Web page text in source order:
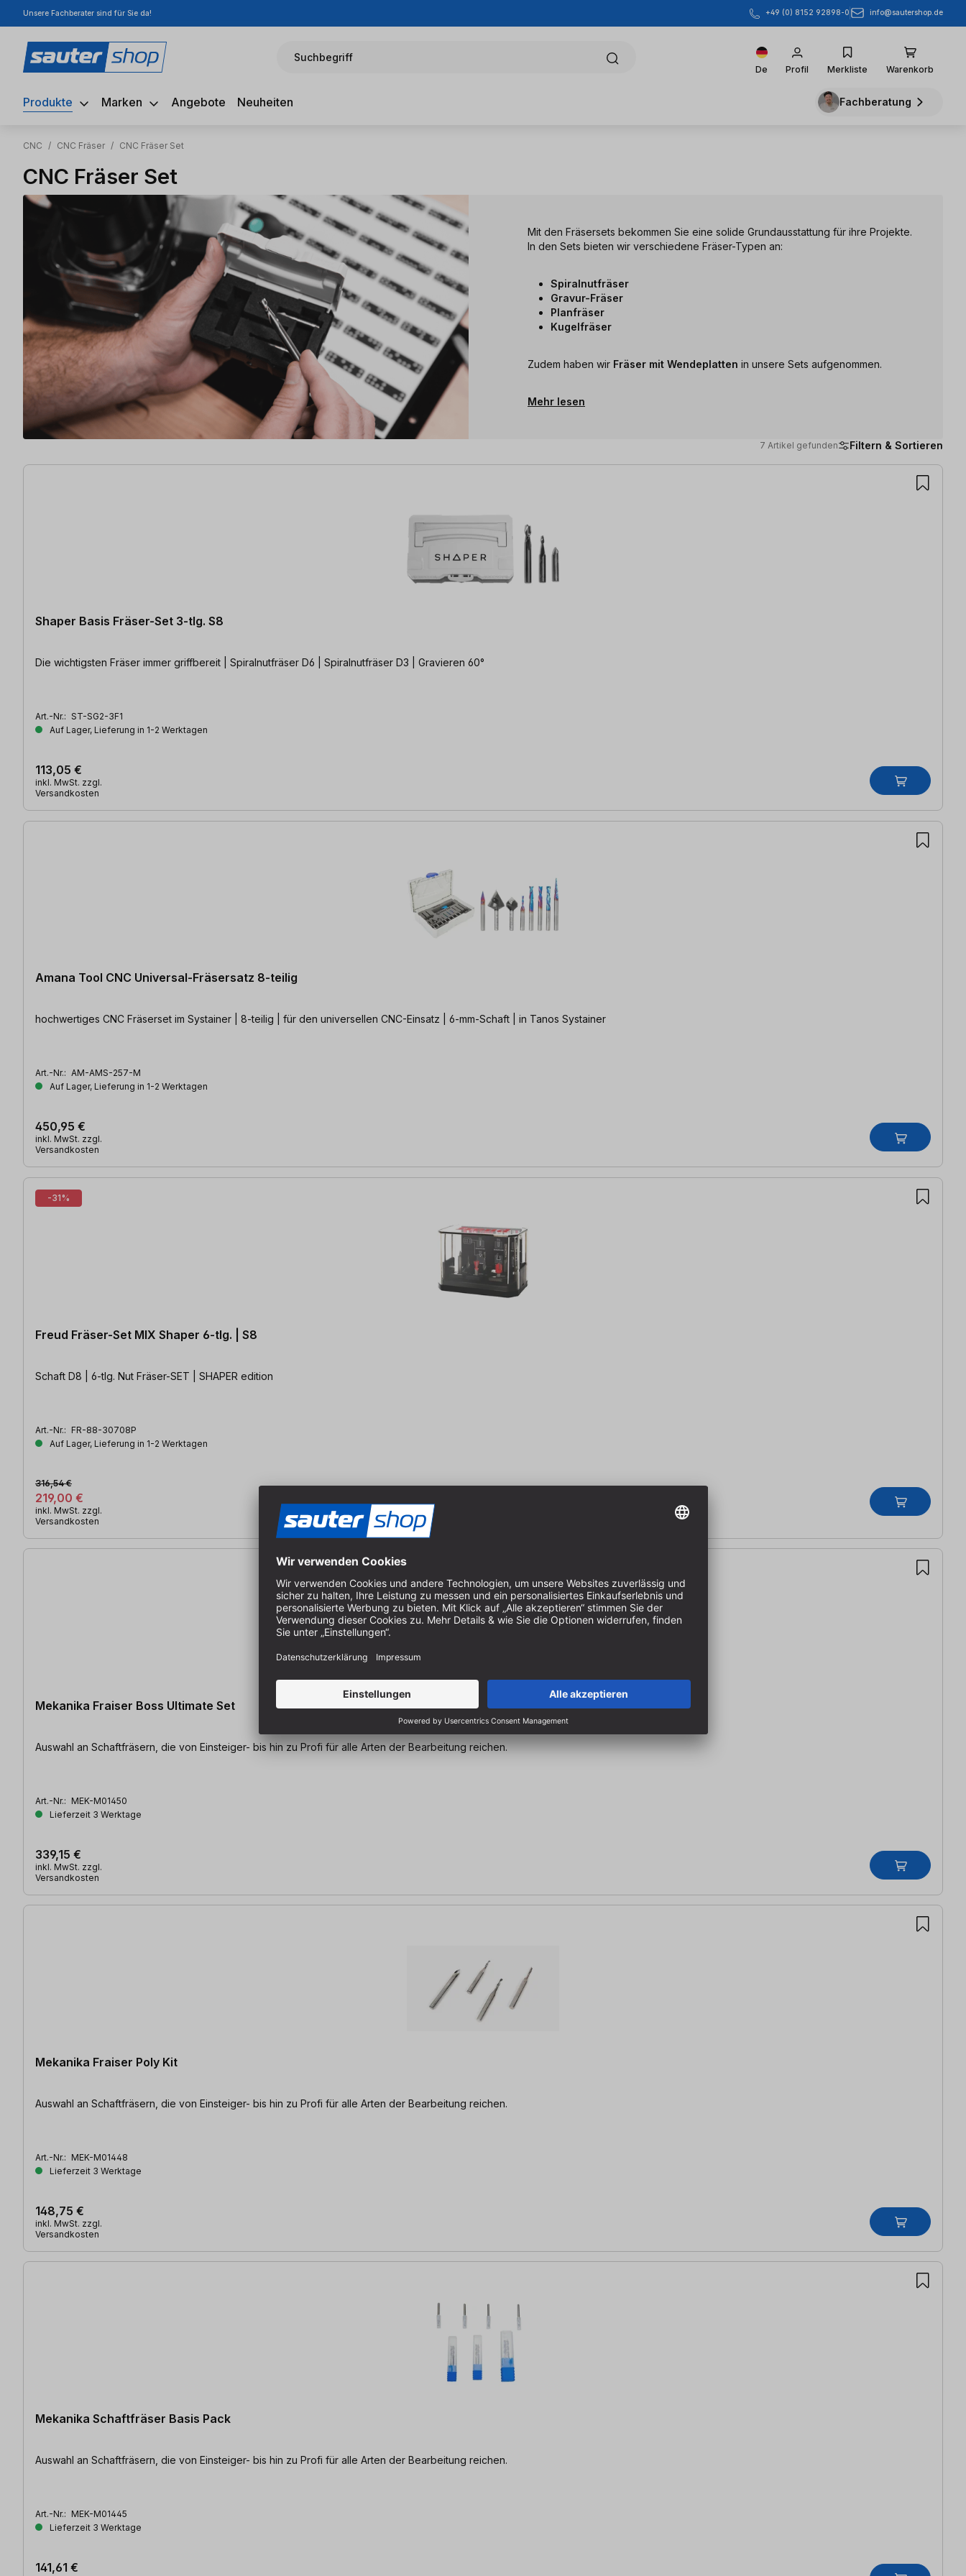
Hauptinhalt springen
Zur Suche springen
Zur Hauptnavigation springen
Unsere Fachberater sind für Sie da! +49 (0) 8152 92898-0 info@sautershop.de
Suchbegriff
De Profil Merkliste Warenkorb
Produkte Marken Angebote Neuheiten Fachberatung
CNC / CNC Fräser / CNC Fräser Set
CNC Fräser Set
Mit den Fräsersets bekommen Sie eine solide Grundausstattung für ihre Projekte.
In den Sets bieten wir verschiedene Fräser-Typen an:
Spiralnutfräser
Gravur-Fräser
Planfräser
Kugelfräser
Zudem haben wir Fräser mit Wendeplatten in unsere Sets aufgenommen.
Mehr lesen
7 Artikel gefunden Filtern & Sortieren
7 Artikel gefunden
Shaper Basis Fräser-Set 3-tlg. S8
Die wichtigsten Fräser immer griffbereit | Spiralnutfräser D6 | Spiralnutfräser D3 | Gravieren 60°
Art.-Nr.: ST-SG2-3F1
Auf Lager, Lieferung in 1-2 Werktagen
113,05 €
inkl. MwSt. zzgl.
Versandkosten
Amana Tool CNC Universal-Fräsersatz 8-teilig
hochwertiges CNC Fräserset im Systainer | 8-teilig | für den universellen CNC-Einsatz | 6-mm-Schaft | in Tanos Systainer
Art.-Nr.: AM-AMS-257-M
Auf Lager, Lieferung in 1-2 Werktagen
450,95 €
inkl. MwSt. zzgl.
Versandkosten
-31%
Freud Fräser-Set MIX Shaper 6-tlg. | S8
Schaft D8 | 6-tlg. Nut Fräser-SET | SHAPER edition
Art.-Nr.: FR-88-30708P
Auf Lager, Lieferung in 1-2 Werktagen
219,00 €
316,54 €
inkl. MwSt. zzgl.
Versandkosten
Mekanika Fraiser Boss Ultimate Set
Auswahl an Schaftfräsern, die von Einsteiger- bis hin zu Profi für alle Arten der Bearbeitung reichen.
Art.-Nr.: MEK-M01450
Lieferzeit 3 Werktage
339,15 €
inkl. MwSt. zzgl.
Versandkosten
Mekanika Fraiser Poly Kit
Auswahl an Schaftfräsern, die von Einsteiger- bis hin zu Profi für alle Arten der Bearbeitung reichen.
Art.-Nr.: MEK-M01448
Lieferzeit 3 Werktage
148,75 €
inkl. MwSt. zzgl.
Versandkosten
Mekanika Schaftfräser Basis Pack
Auswahl an Schaftfräsern, die von Einsteiger- bis hin zu Profi für alle Arten der Bearbeitung reichen.
Art.-Nr.: MEK-M01445
Lieferzeit 3 Werktage
141,61 €